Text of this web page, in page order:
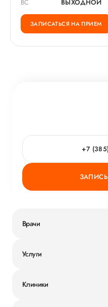
ВС
ВЫХОДНОЙ
ЗАПИСАТЬСЯ НА ПРИЕМ
+7
Врачи
Услуги
Клиники